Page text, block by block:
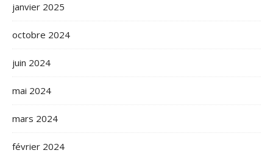
janvier 2025
octobre 2024
juin 2024
mai 2024
mars 2024
février 2024